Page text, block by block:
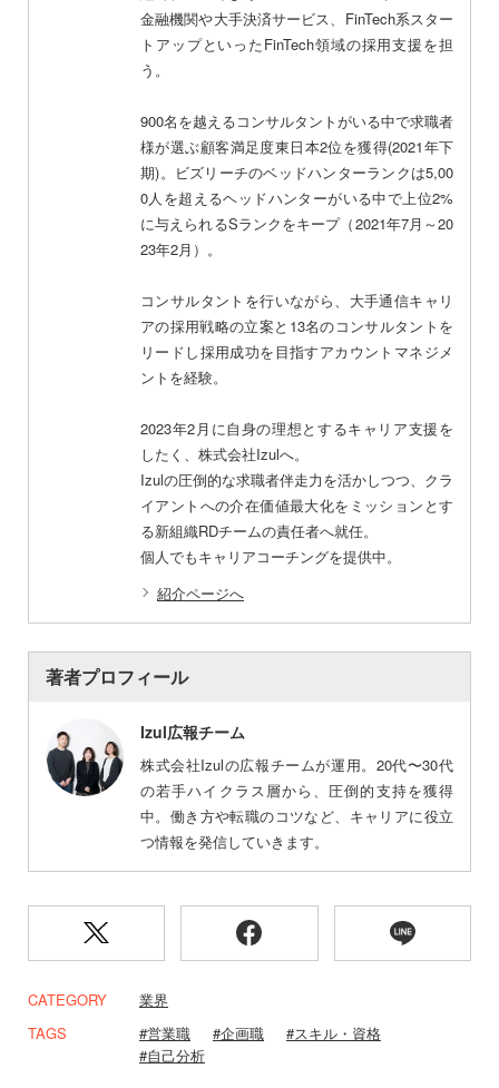
金融機関や大手決済サービス、FinTech系スター
トアップといったFinTech領域の採用支援を担
う。
900名を越えるコンサルタントがいる中で求職者
様が選ぶ顧客満足度東日本2位を獲得(2021年下
期)。ビズリーチのベッドハンターランクは5,00
0人を超えるヘッドハンターがいる中で上位2%
に与えられるSランクをキープ（2021年7月～20
23年2月）。
コンサルタントを行いながら、大手通信キャリ
アの採用戦略の立案と13名のコンサルタントを
リードし採用成功を目指すアカウントマネジメ
ントを経験。
2023年2月に自身の理想とするキャリア支援を
したく、株式会社Izulへ。
Izulの圧倒的な求職者伴走力を活かしつつ、クラ
イアントへの介在価値最大化をミッションとす
る新組織RDチームの責任者へ就任。
個人でもキャリアコーチングを提供中。
紹介ページへ
著者プロフィール
Izul広報チーム
株式会社Izulの広報チームが運用。20代〜30代
の若手ハイクラス層から、圧倒的支持を獲得
中。働き方や転職のコツなど、キャリアに役立
つ情報を発信していきます。
CATEGORY
業界
TAGS
営業職 企画職
スキル・資格
自己分析